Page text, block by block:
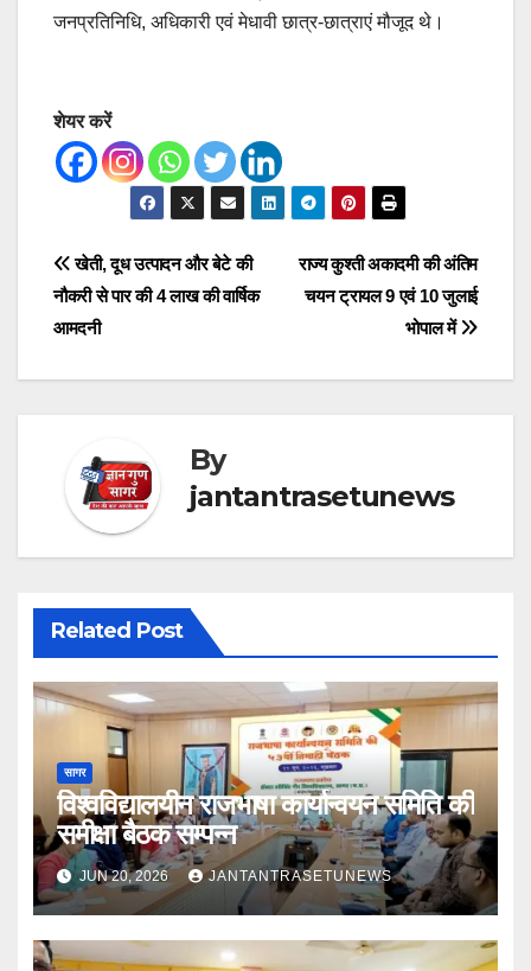
जनप्रतिनिधि, अधिकारी एवं मेधावी छात्र-छात्राएं मौजूद थे।
शेयर करें
Post
navigation
राज्य कुश्ती अकादमी की अंतिम
चयन ट्रायल 9 एवं 10 जुलाई
भोपाल में
खेती, दूध उत्पादन और बेटे की
नौकरी से पार की 4 लाख की वार्षिक
आमदनी
By
jantantrasetunews
Related Post
सागर
विश्वविद्यालयीन राजभाषा कार्यान्वयन समिति की
समीक्षा बैठक सम्पन्न
JUN 20, 2026 JANTANTRASETUNEWS